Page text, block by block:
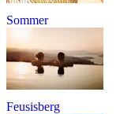
Sommer
Feusisberg